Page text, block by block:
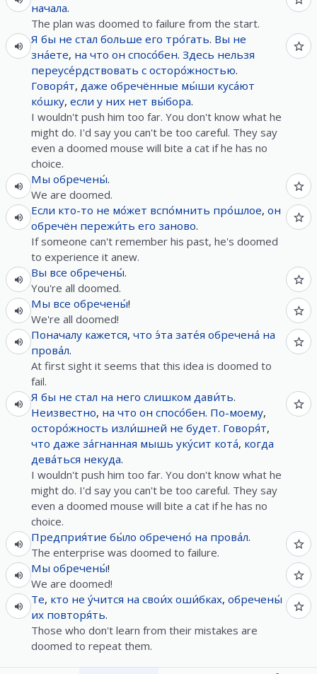
начала.
The plan was doomed to failure from the start.
Я бы не стал больше его тро́гать. Вы не
зна́ете, на что он спосо́бен. Здесь нельзя
переусе́рдствовать с осторо́жностью.
Говоря́т, даже обречённые мы́ши куса́ют
ко́шку, если у них нет вы́бора.
I wouldn't push him too far. You don't know what he
might do. I'd say you can't be too careful. They say
even a doomed mouse will bite a cat if he has no
choice.
Мы обречены́.
We are doomed.
Если кто-то не мо́жет вспо́мнить про́шлое, он
обречён пережи́ть его заново.
If someone can't remember his past, he's doomed
to experience it anew.
Вы все обречены́.
You're all doomed.
Мы все обречены́!
We're all doomed!
Поначалу кажется, что э́та зате́я обречена́ на
прова́л.
At first sight it seems that this idea is doomed to
fail.
Я бы не стал на него слишком дави́ть.
Неизвестно, на что он спосо́бен. По-моему,
осторо́жность изли́шней не будет. Говоря́т,
что даже за́гнанная мышь уку́сит кота́, когда
дева́ться некуда.
I wouldn't push him too far. You don't know what he
might do. I'd say you can't be too careful. They say
even a doomed mouse will bite a cat if he has no
choice.
Предприя́тие бы́ло обречено́ на прова́л.
The enterprise was doomed to failure.
Мы обречены́!
We are doomed!
Те, кто не у́чится на свои́х оши́бках, обречены́
их повторя́ть.
Those who don't learn from their mistakes are
doomed to repeat them.